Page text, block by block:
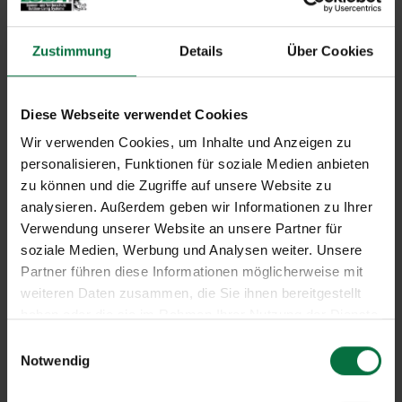
Zustimmung Details Über Cookies
Diese Webseite verwendet Cookies
Wir verwenden Cookies, um Inhalte und Anzeigen zu
personalisieren, Funktionen für soziale Medien anbieten
zu können und die Zugriffe auf unsere Website zu
analysieren. Außerdem geben wir Informationen zu Ihrer
Verwendung unserer Website an unsere Partner für
soziale Medien, Werbung und Analysen weiter. Unsere
Partner führen diese Informationen möglicherweise mit
weiteren Daten zusammen, die Sie ihnen bereitgestellt
Notwendig